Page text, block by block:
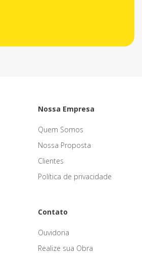
Nossa Empresa
Quem Somos
Nossa Proposta
Clientes
Política de privacidade
Contato
Ouvidoria
Realize sua Obra